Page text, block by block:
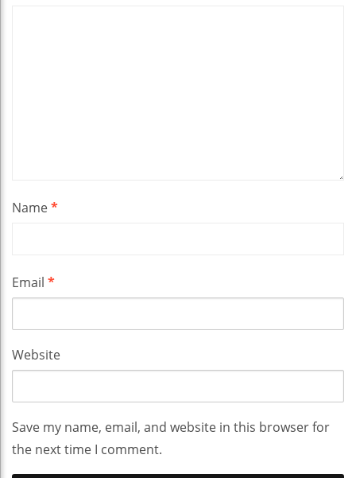
Name*
Email *
Website
Save my name, email, and website in this browser for
the next time I comment.